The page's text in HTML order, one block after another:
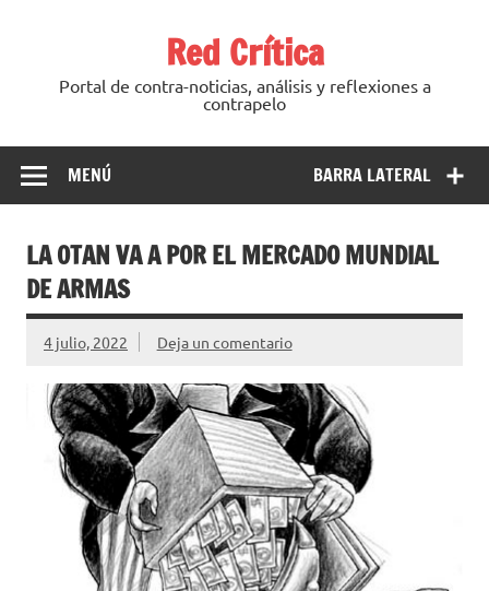
Red Crítica
Portal de contra-noticias, análisis y reflexiones a
contrapelo
BARRA LATERAL
MENÚ
LA OTAN VA A POR EL MERCADO MUNDIAL
DE ARMAS
4 julio, 2022 Deja un comentario